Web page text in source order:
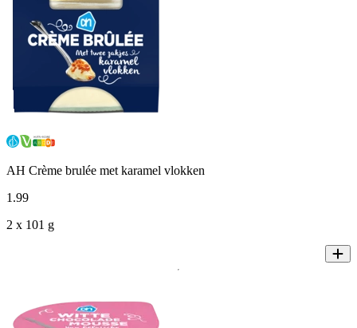
AH Crème brulée met karamel vlokken
1 .99
2 x 101 g